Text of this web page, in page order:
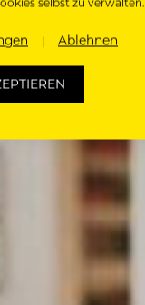
Ablehnen